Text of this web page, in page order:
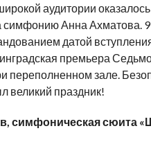
аудитории
симфонию Анна Ахматова. 9
датой
премьера
переполненном зале.
великий праздник!
симфоническая сюита